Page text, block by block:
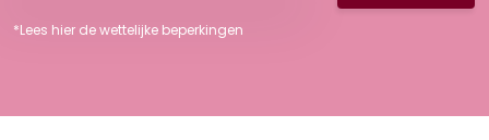
*Lees hier de wettelijke beperkingen